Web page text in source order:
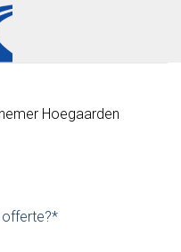
Hoegaarden
offerte?*